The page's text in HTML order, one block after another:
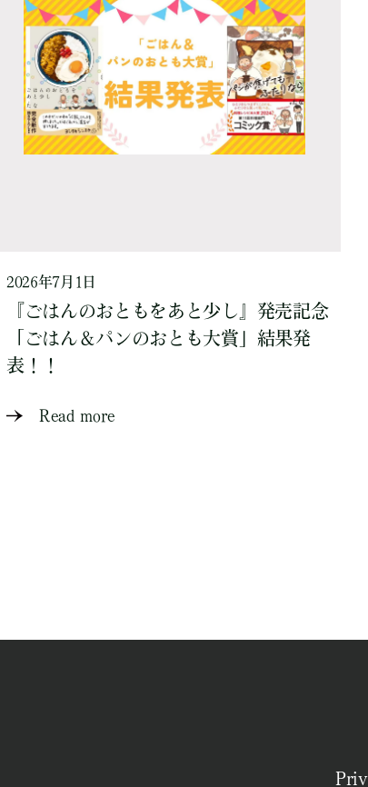
2026年7月1日
『ごはんのおともをあと少し』発売記念
「ごはん＆パンのおとも大賞」結果発
表！！
Read more